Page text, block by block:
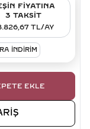
FİYATINA
3 TAKSİT
TL/AY
İNDİRİM
EKLE